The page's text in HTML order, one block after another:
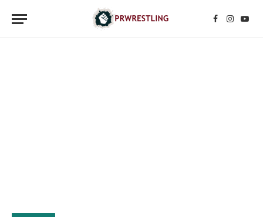
Facebook